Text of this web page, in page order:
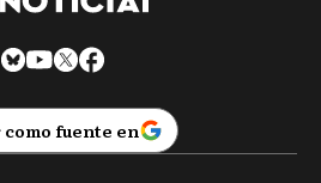
fuente en